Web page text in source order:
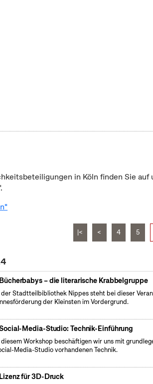
in Köln finden Sie auf
|< < 4 5
Bücherbabys – die literarische Krabbelgruppe
der Stadtteilbibliothek Nippes steht bei dieser
der Kleinsten im Vordergrund.
Media-Studio: Technik-Einführung
diesem Workshop beschäftigen wir uns mit
Media-Studio vorhandenen Technik.
Lizenz für 3D-Druck